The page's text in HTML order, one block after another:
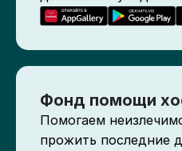
Фонд помощи
Помогаем
прожить последние